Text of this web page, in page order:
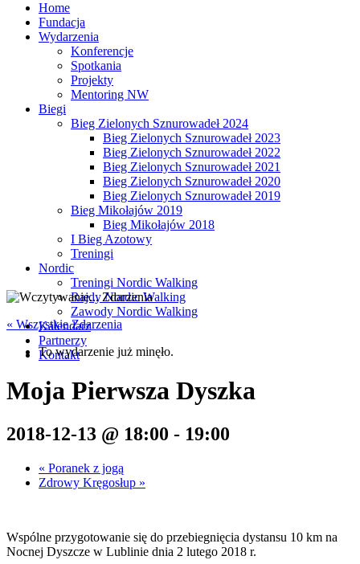
Home
Fundacja
Wydarzenia
Konferencje
Spotkania
Projekty
Mentoring NW
Biegi
Bieg Zielonych Sznurowadeł 2024
Bieg Zielonych Sznurowadeł 2023
Bieg Zielonych Sznurowadeł 2022
Bieg Zielonych Sznurowadeł 2021
Bieg Zielonych Sznurowadeł 2020
Bieg Zielonych Sznurowadeł 2019
Bieg Mikołajów 2019
Bieg Mikołajów 2018
I Bieg Azotowy
Treningi
Nordic
Treningi Nordic Walking
Rajdy Nordic Walking
Zawody Nordic Walking
Kalendarz
Partnerzy
Kontakt
« Wszystkie Zdarzenia
To wydarzenie już minęło.
Moja Pierwsza Dyszka
2018-12-13 @ 18:00 - 19:00
« Poranek z jogą
Zdrowy Kręgosłup »
Wspólne przygotowanie się do przebiegnięcia dystansu 10 km na
Nocnej Dyszcze w Lublinie dnia 2 lutego 2018 r.